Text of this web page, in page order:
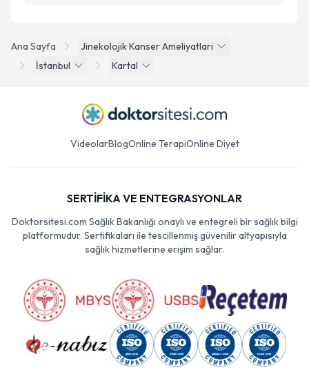
Ana Sayfa
Jinekolojik Kanser Ameliyatlari
İstanbul
Kartal
VideolarBlogOnline TerapiOnline Diyet
SERTİFİKA VE ENTEGRASYONLAR
Doktorsitesi.com Sağlık Bakanlığı onaylı ve entegreli bir sağlık bilgi
platformudur. Sertifikaları ile tescillenmiş güvenilir altyapısıyla
sağlık hizmetlerine erişim sağlar.